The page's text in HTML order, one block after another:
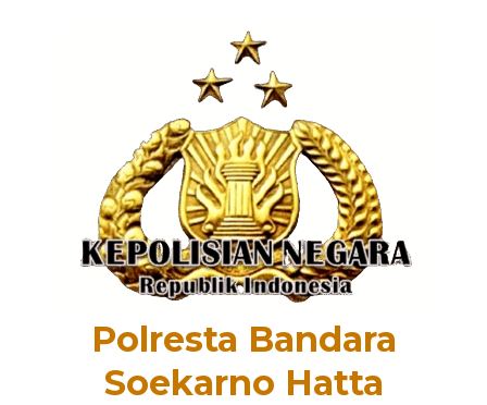
Polresta Bandara
Soekarno Hatta